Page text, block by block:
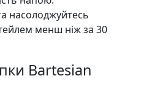
насолоджуйтесь
менш ніж за 30
Bartesian